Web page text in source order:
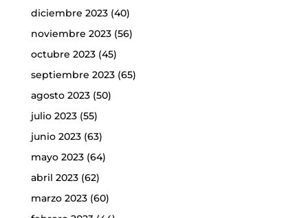
diciembre 2023(40)
noviembre 2023(56)
octubre 2023(45)
septiembre 2023(65)
agosto 2023(50)
julio 2023(55)
junio 2023(63)
mayo 2023(64)
abril 2023(62)
marzo 2023(60)